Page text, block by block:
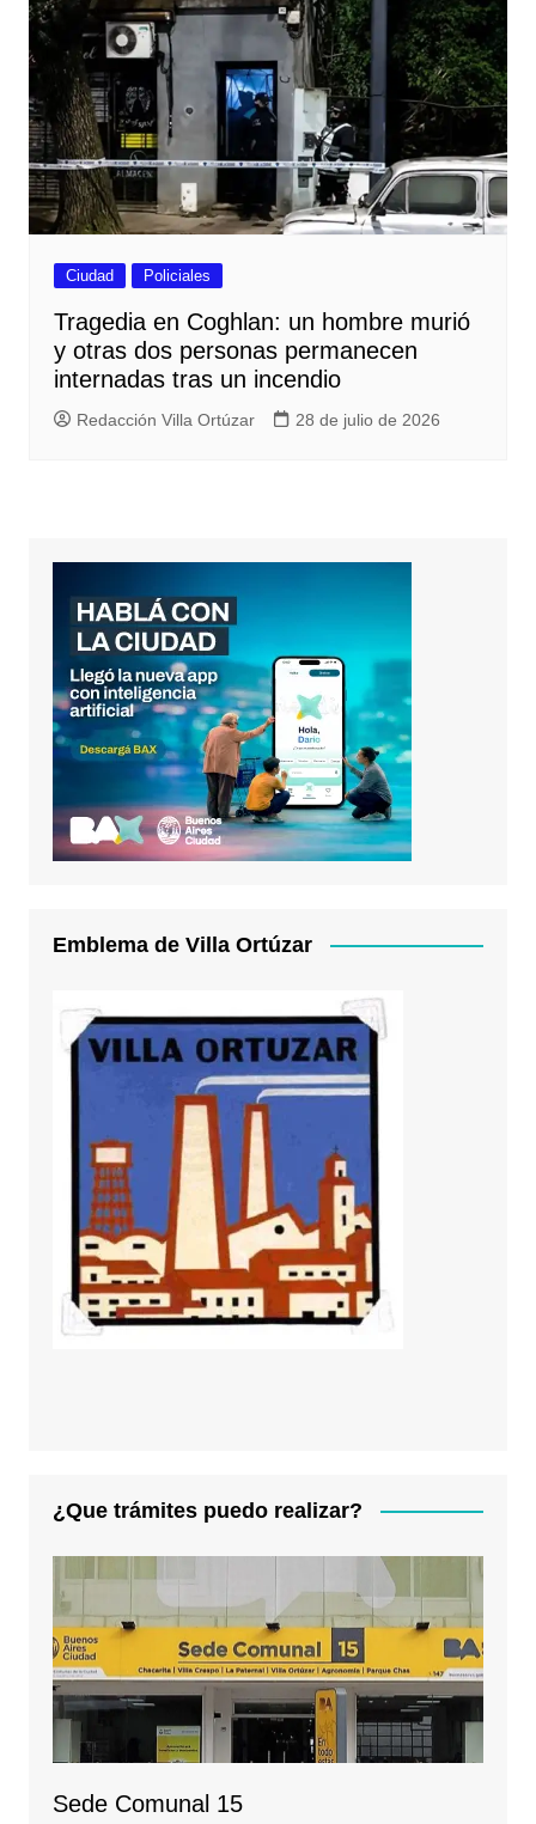
Ciudad Policiales
Tragedia en Coghlan: un hombre murió
y otras dos personas permanecen
internadas tras un incendio
Redacción Villa Ortúzar 28 de julio de 2026
Emblema de Villa Ortúzar
¿Que trámites puedo realizar?
Sede Comunal 15